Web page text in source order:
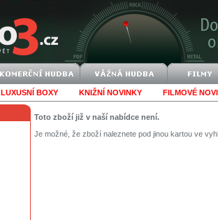
LUXUSNÍ BOXY KNIŽNÍ NOVINKY FILMOVÉ
Toto zboží již v naší nabídce není.
Je možné, že zboží naleznete pod jinou kartou ve